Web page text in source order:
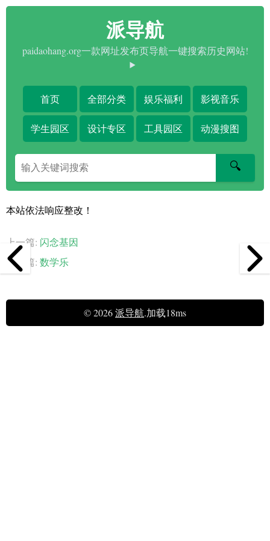
派导航
paidaohang.org一款网址发布页导航一键搜索历史网站!
首页 全部分类 娱乐福利 影视音乐
学生园区 设计专区 工具园区 动漫搜图
搜
索
字
🔍
本站依法响应整改！
上一篇: 闪念基因
下一篇: 数学乐
© 2026派导航.加载18ms